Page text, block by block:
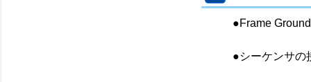
●Frame Ground
●シーケンサの